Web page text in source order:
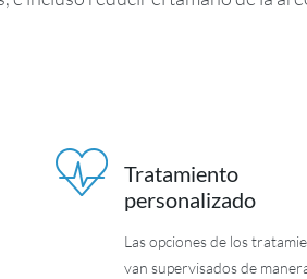
Tratamiento
personalizado
Las opciones de los
van supervisados de